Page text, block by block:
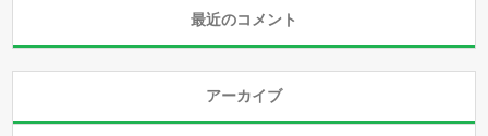
最近のコメント
アーカイブ